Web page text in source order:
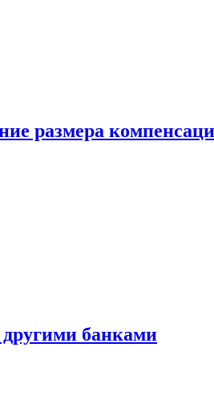
размера
банками